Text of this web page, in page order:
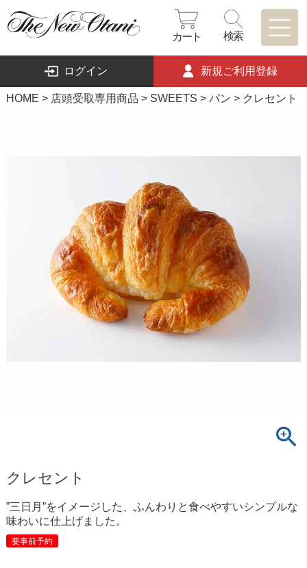
カート 検索
ログイン 新規ご利用登録
HOME 店頭受取専用商品 SWEETS パン クレセント
クレセント
”三日月”をイメージした、ふんわりと食べやすいシンプルな
味わいに仕上げました。
要事前予約